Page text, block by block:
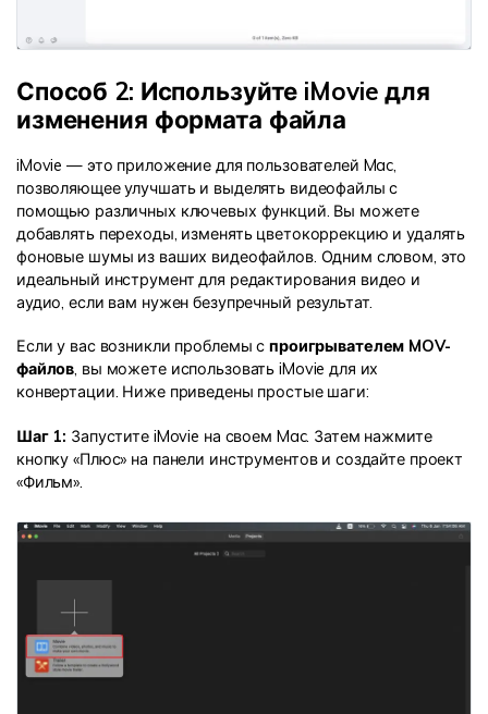
Способ 2: Используйте iMovie для
изменения формата файла
iMovie — это приложение для пользователей Mac,
позволяющее улучшать и выделять видеофайлы с
помощью различных ключевых функций. Вы можете
добавлять переходы, изменять цветокоррекцию и удалять
фоновые шумы из ваших видеофайлов. Одним словом, это
идеальный инструмент для редактирования видео и
аудио, если вам нужен безупречный результат.
Если у вас возникли проблемы с проигрывателем MOV-
файлов, вы можете использовать iMovie для их
конвертации. Ниже приведены простые шаги:
Шаг 1: Запустите iMovie на своем Mac. Затем нажмите
кнопку «Плюс» на панели инструментов и создайте проект
«Фильм».